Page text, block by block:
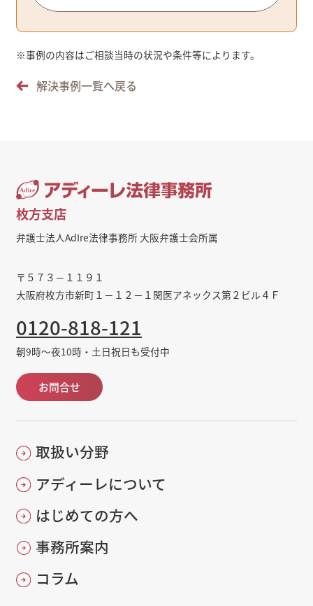
※事例の内容はご相談当時の状況や条件等によります。
解決事例一覧へ戻る
枚方支店
弁護士法人AdIre法律事務所 大阪弁護士会所属
〒５７３－１１９１
大阪府枚方市新町１－１２－１関医アネックス第２ビル４Ｆ
0120-818-121
朝9時～夜10時・土日祝日も受付中
お問合せ
取扱い分野
アディーレについて
はじめての方へ
事務所案内
コラム